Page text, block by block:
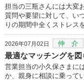
担当の三瓶さんには大変
質問や要望に対して、い
りの期間中全くストレス
2026年07月02日 仲 介
最適なマッチングを
営業担当の小久保さまに
か、親身に相談に乗って